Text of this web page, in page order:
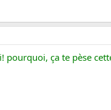
pourquoi, ça te pèse